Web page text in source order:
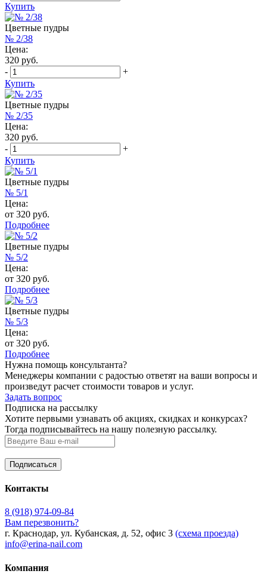
Купить
Цветные пудры
№ 2/38
Цена:
320 руб.
-
+
Купить
Цветные пудры
№ 2/35
Цена:
320 руб.
-
+
Купить
Цветные пудры
№ 5/1
Цена:
от 320 руб.
Подробнее
Цветные пудры
№ 5/2
Цена:
от 320 руб.
Подробнее
Цветные пудры
№ 5/3
Цена:
от 320 руб.
Подробнее
Нужна помощь консультанта?
Менеджеры компании с радостью ответят на ваши вопросы и
произведут расчет стоимости товаров и услуг.
Задать вопрос
Подписка на рассылку
Хотите первыми узнавать об акциях, скидках и конкурсах?
Тогда подписывайтесь на нашу полезную рассылку.
Контакты
8 (918) 974-09-84
Вам перезвонить?
г. Краснодар, ул. Кубанская, д. 52, офис 3 (схема проезда)
info@erina-nail.com
Компания